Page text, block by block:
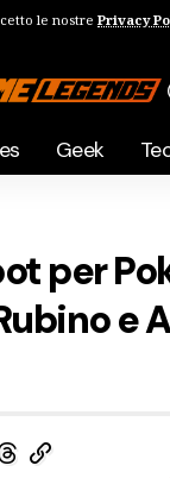
le nostre Privacy
Geek
per
e